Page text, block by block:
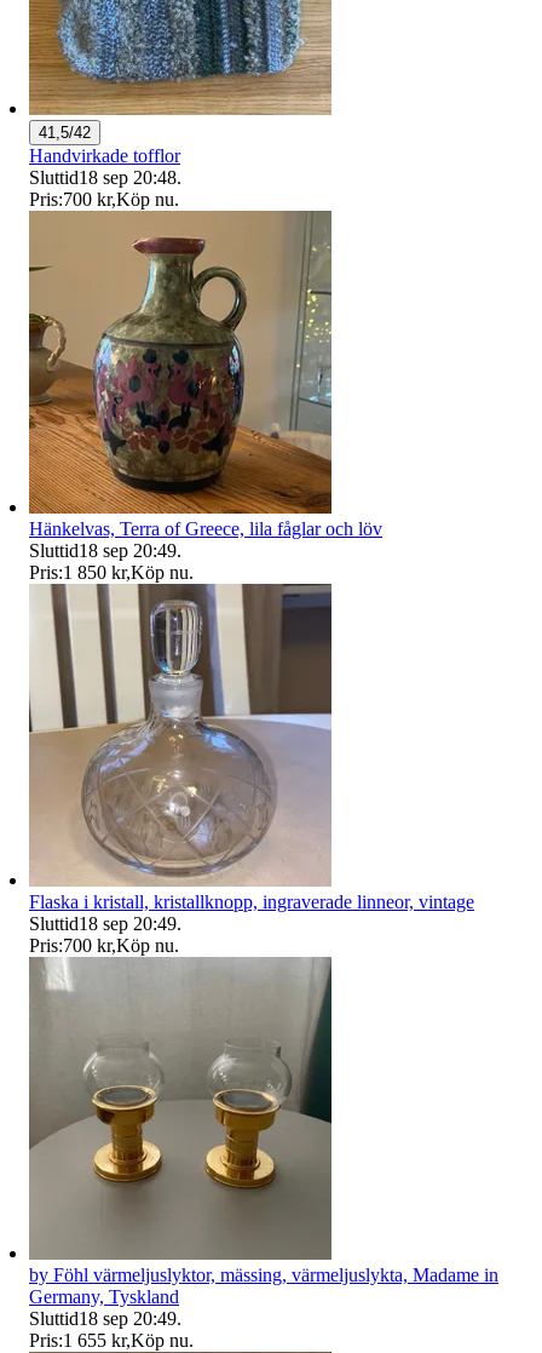
41,5/42
Handvirkade tofflor
Sluttid18 sep 20:48.
Pris:700 kr,Köp nu.
Hänkelvas, Terra of Greece, lila fåglar och löv
Sluttid18 sep 20:49.
Pris:1 850 kr,Köp nu.
Flaska i kristall, kristallknopp, ingraverade linneor, vintage
Sluttid18 sep 20:49.
Pris:700 kr,Köp nu.
by Föhl värmeljuslyktor, mässing, värmeljuslykta, Madame in
Germany, Tyskland
Sluttid18 sep 20:49.
Pris:1 655 kr,Köp nu.